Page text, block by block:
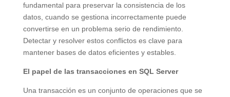
fundamental para preservar la consistencia de los
datos, cuando se gestiona incorrectamente puede
convertirse en un problema serio de rendimiento.
Detectar y resolver estos conflictos es clave para
mantener bases de datos eficientes y estables.
El papel de las transacciones en SQL Server
Una transacción es un conjunto de operaciones que se